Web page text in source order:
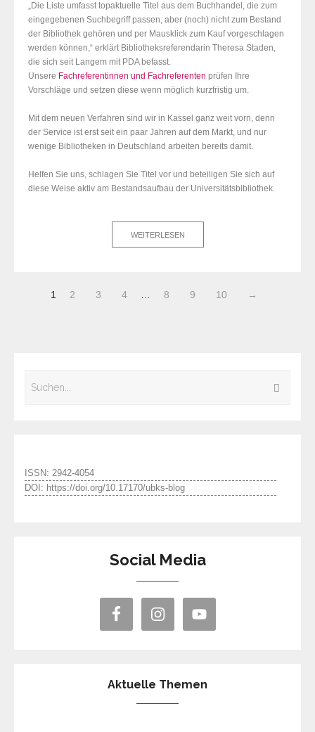
„Die Liste umfasst topaktuelle Titel aus dem Buchhandel, die zum
eingegebenen Suchbegriff passen, aber (noch) nicht zum Bestand
der Bibliothek gehören und per Mausklick zum Kauf vorgeschlagen
werden können,“ erklärt Bibliotheksreferendarin Theresa Staden,
die sich seit Langem mit PDA befasst.
Unsere Fachreferentinnen und Fachreferenten prüfen Ihre
Vorschläge und setzen diese wenn möglich kurzfristig um.
Mit dem neuen Verfahren sind wir in Kassel ganz weit vorn, denn
der Service ist erst seit ein paar Jahren auf dem Markt, und nur
wenige Bibliotheken in Deutschland arbeiten bereits damit.
Helfen Sie uns, schlagen Sie Titel vor und beteiligen Sie sich auf
diese Weise aktiv am Bestandsaufbau der Universitätsbibliothek.
WEITERLESEN
1 2 3 4 8 9 10 →
ISSN: 2942-4054
DOI: https://doi.org/10.17170/ubks-blog
Social Media
Aktuelle Themen